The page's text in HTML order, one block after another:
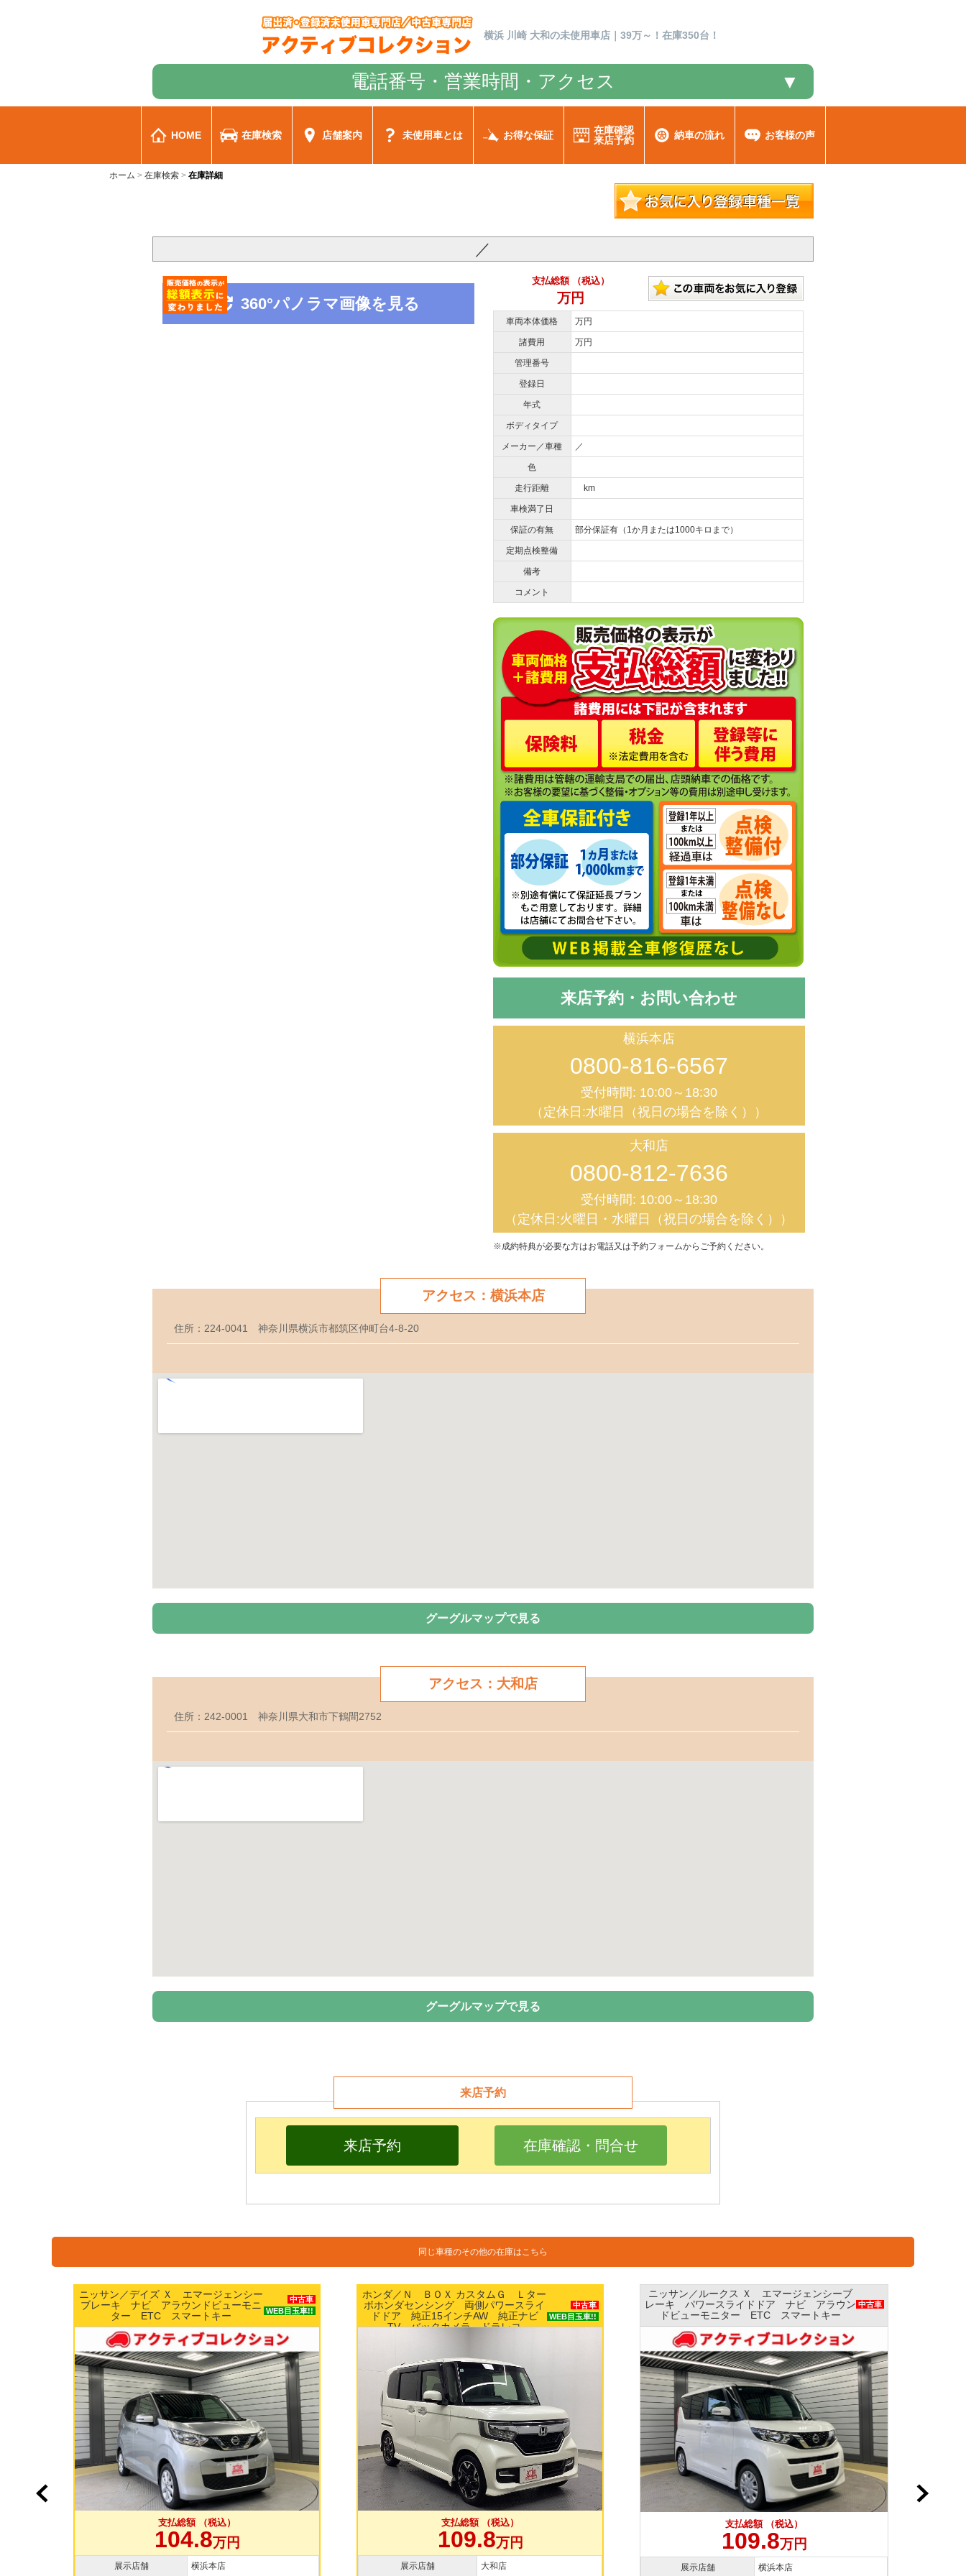
横浜 川崎 大和の未使用車店｜39万～！在庫350台！
電話番号・営業時間・アクセス ▼
HOME 在庫検索 店舗案内 未使用車とは お得な保証
在庫確認
来店予約
納車の流れ お客様の声
ホーム 在庫検索 在庫詳細
／
360°パノラマ画像を見る
支払総額 （税込）
万円
車両本体価格 万円
諸費用 万円
管理番号
登録日
年式
ボディタイプ
メーカー／車種 ／
色
走行距離 km
車検満了日
保証の有無 部分保証有（1か月または1000キロまで）
定期点検整備
備考
コメント
来店予約・お問い合わせ
横浜本店
0800-816-6567
受付時間: 10:00～18:30
（定休日:水曜日（祝日の場合を除く））
大和店
0800-812-7636
受付時間: 10:00～18:30
（定休日:火曜日・水曜日（祝日の場合を除く））
※成約特典が必要な方はお電話又は予約フォームからご予約ください。
アクセス：横浜本店
住所：224-0041 神奈川県横浜市都筑区仲町台4-8-20
グーグルマップで見る
アクセス：大和店
住所：242-0001 神奈川県大和市下鶴間2752
グーグルマップで見る
来店予約
来店予約 在庫確認・問合せ
同じ車種のその他の在庫はこちら
ホンダ／Ｎ ＢＯＸ カスタムＧ Ｌター
ボホンダセンシング 両側パワースライ
ドドア 純正15インチAW 純正ナビ
TV バックカメラ ドラレコ
中古車
WEB目玉車!!
支払総額 （税込）
109.8万円
展示店舗 大和店
ニッサン／ルークス Ｘ エマージェンシーブ
レーキ パワースライドドア ナビ アラウン
ドビューモニター ETC スマートキー
中古車
支払総額 （税込）
109.8万円
展示店舗 横浜本店
ニッサン／ルークス Ｘ エマージェンシーブレ
ーキ パワースライドドア ナビ 全方位モニ
ター AAC
中古車
支払総額 （税込）
109.8万円
展示店舗 横浜本店